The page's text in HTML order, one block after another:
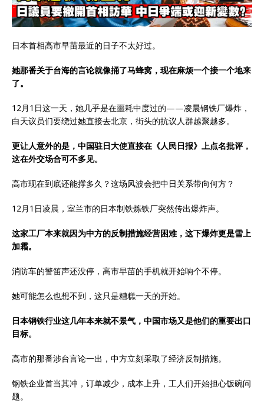
日本首相高市早苗最近的日子不太好过。
她那番关于台海的言论就像捅了马蜂窝，现在麻烦一个接一个地来
了。
12月1日这一天，她几乎是在噩耗中度过的——凌晨钢铁厂爆炸，
白天议员们要绕过她直接去北京，街头的抗议人群越聚越多。
更让人意外的是，中国驻日大使直接在《人民日报》上点名批评，
这在外交场合可不多见。
高市现在到底还能撑多久？这场风波会把中日关系带向何方？
12月1日凌晨，室兰市的日本制铁炼铁厂突然传出爆炸声。
这家工厂本来就因为中方的反制措施经营困难，这下爆炸更是雪上
加霜。
消防车的警笛声还没停，高市早苗的手机就开始响个不停。
她可能怎么也想不到，这只是糟糕一天的开始。
日本钢铁行业这几年本来就不景气，中国市场又是他们的重要出口
目标。
高市的那番涉台言论一出，中方立刻采取了经济反制措施。
钢铁企业首当其冲，订单减少，成本上升，工人们开始担心饭碗问
题。